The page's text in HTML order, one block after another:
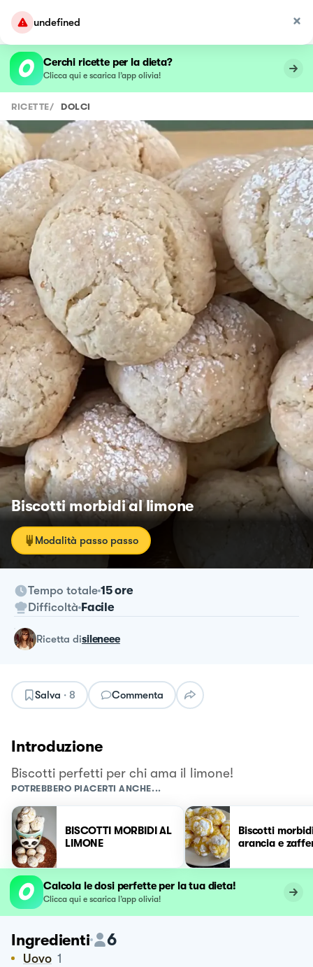
undefined
Cerchi ricette per la dieta?
Clicca qui e scarica l’app olivia!
RICETTE/ DOLCI
Biscotti morbidi al limone
Modalità passo passo
Tempo totale 15 ore
Difficoltà Facile
ricetta disileneee
Salva · 8 Commenta
Introduzione
Biscotti perfetti per chi ama il limone!
POTREBBERO PIACERTI ANCHE...
BISCOTTI MORBIDI AL
LIMONE
Biscotti
arancia e
Calcola le dosi perfette per la tua dieta!
Clicca qui e scarica l’app olivia!
Ingredienti 6
Uovo 1